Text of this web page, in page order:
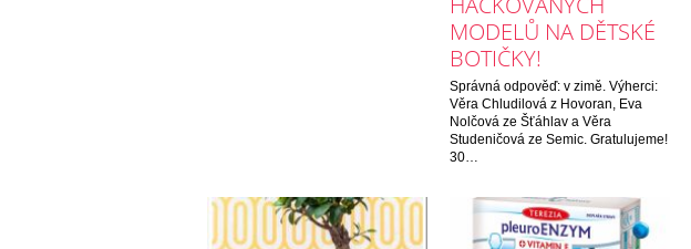
MODELŮ NA DĚTSKÉ
BOTIČKY!
Správná odpověď: v zimě. Výherci:
Věra Chludilová z Hovoran, Eva
Nolčová ze Šťáhlav a Věra
Studeničová ze Semic. Gratulujeme!
30…